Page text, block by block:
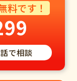
料です！
で相談